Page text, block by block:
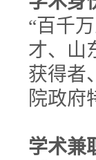
“百千
才、山
获得者
院政府
学术兼